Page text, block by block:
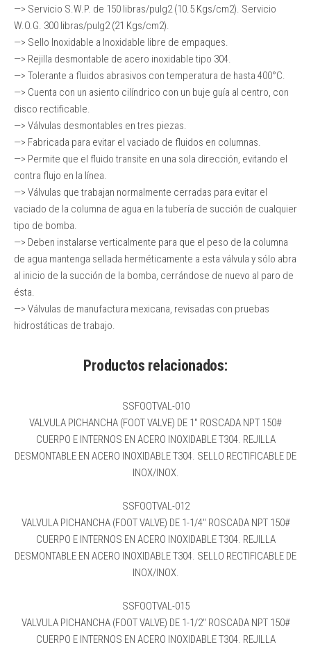
—> Servicio S.W.P. de 150 libras/pulg2 (10.5 Kgs/cm2). Servicio
W.O.G. 300 libras/pulg2 (21 Kgs/cm2).
—> Sello Inoxidable a Inoxidable libre de empaques.
—> Rejilla desmontable de acero inoxidable tipo 304.
—> Tolerante a fluidos abrasivos con temperatura de hasta 400°C.
—> Cuenta con un asiento cilíndrico con un buje guía al centro, con
disco rectificable.
—> Válvulas desmontables en tres piezas.
—> Fabricada para evitar el vaciado de fluidos en columnas.
—> Permite que el fluido transite en una sola dirección, evitando el
contra flujo en la línea.
—> Válvulas que trabajan normalmente cerradas para evitar el
vaciado de la columna de agua en la tubería de succión de cualquier
tipo de bomba.
—> Deben instalarse verticalmente para que el peso de la columna
de agua mantenga sellada herméticamente a esta válvula y sólo abra
al inicio de la succión de la bomba, cerrándose de nuevo al paro de
ésta.
—> Válvulas de manufactura mexicana, revisadas con pruebas
hidrostáticas de trabajo.
Productos relacionados:
SSFOOTVAL-010
VALVULA PICHANCHA (FOOT VALVE) DE 1″ ROSCADA NPT 150#
CUERPO E INTERNOS EN ACERO INOXIDABLE T304. REJILLA
DESMONTABLE EN ACERO INOXIDABLE T304. SELLO RECTIFICABLE DE
INOX/INOX.
SSFOOTVAL-012
VALVULA PICHANCHA (FOOT VALVE) DE 1-1/4″ ROSCADA NPT 150#
CUERPO E INTERNOS EN ACERO INOXIDABLE T304. REJILLA
DESMONTABLE EN ACERO INOXIDABLE T304. SELLO RECTIFICABLE DE
INOX/INOX.
SSFOOTVAL-015
VALVULA PICHANCHA (FOOT VALVE) DE 1-1/2″ ROSCADA NPT 150#
CUERPO E INTERNOS EN ACERO INOXIDABLE T304. REJILLA